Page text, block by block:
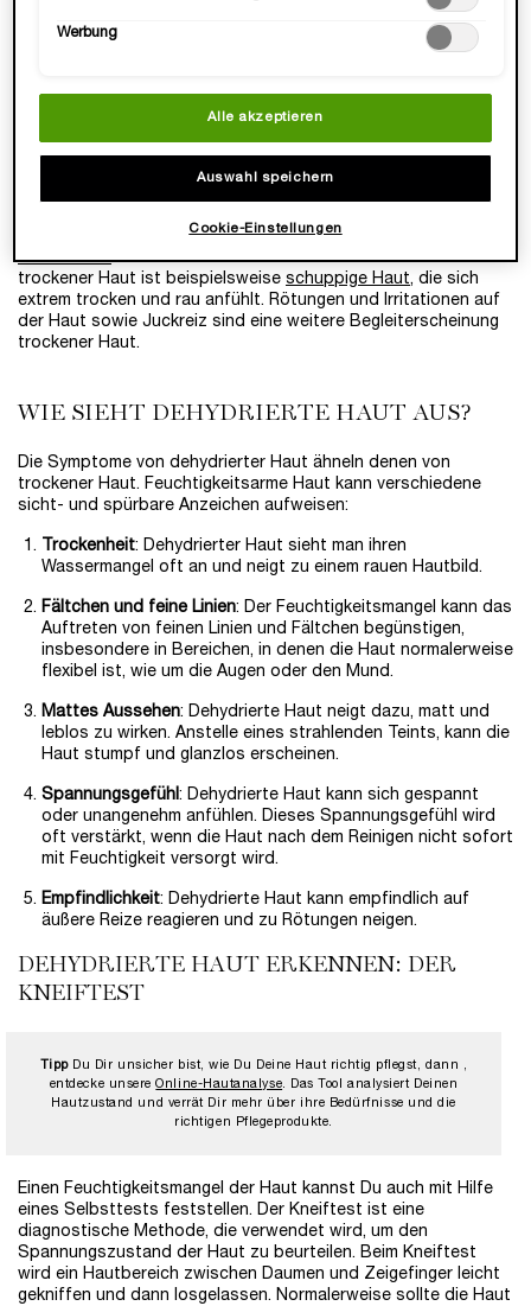
WIE SIEHT TROCKENE HAUT AUS?
ganzen Körper und Gesicht betreffen oder partiell in
trockene Haut an den Füßen. Auch ein
Handrückenist keine Seltenheit. Ein markantes Anzeichen
trockener Haut ist beispielsweise schuppige Haut, die sich
extrem trocken und rau anfühlt. Rötungen und Irritationen auf
der Haut sowie Juckreiz sind eine weitere Begleiterscheinung
trockener Haut.
WIE SIEHT DEHYDRIERTE HAUT AUS?
Die Symptome von dehydrierter Haut ähneln denen von
trockener Haut. Feuchtigkeitsarme Haut kann verschiedene
sicht- und spürbare Anzeichen aufweisen:
Trockenheit: Dehydrierter Haut sieht man ihren
Wassermangel oft an und neigt zu einem rauen Hautbild.
Fältchen und feine Linien: Der Feuchtigkeitsmangel kann das
Auftreten von feinen Linien und Fältchen begünstigen,
insbesondere in Bereichen, in denen die Haut normalerweise
flexibel ist, wie um die Augen oder den Mund.
Mattes Aussehen: Dehydrierte Haut neigt dazu, matt und
leblos zu wirken. Anstelle eines strahlenden Teints, kann die
Haut stumpf und glanzlos erscheinen.
Spannungsgefühl : Dehydrierte Haut kann sich gespannt
oder unangenehm anfühlen. Dieses Spannungsgefühl wird
oft verstärkt, wenn die Haut nach dem Reinigen nicht sofort
mit Feuchtigkeit versorgt wird.
Empfindlichkeit: Dehydrierte Haut kann empfindlich auf
äußere Reize reagieren und zu Rötungen neigen.
DEHYDRIERTE HAUT ERKENNEN: DER
KNEIFTEST
TippDu Dir unsicher bist, wie Du Deine Haut richtig pflegst, dann ,
entdecke unsereOnline-Hautanalyse. Das Tool analysiert Deinen
Hautzustand und verrät Dir mehr über ihre Bedürfnisse und die
richtigen Pflegeprodukte.
Einen Feuchtigkeitsmangel der Haut kannst Du auch mit Hilfe
eines Selbsttests feststellen. Der Kneiftest ist eine
diagnostische Methode, die verwendet wird, um den
Spannungszustand der Haut zu beurteilen. Beim Kneiftest
wird ein Hautbereich zwischen Daumen und Zeigefinger leicht
gekniffen und dann losgelassen. Normalerweise sollte die Haut
Werbung
Alle akzeptieren
Auswahl speichern
Cookie-Einstellungen